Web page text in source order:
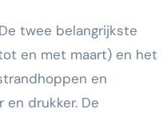
twee belangrijkste
en met maart) en het
en
drukker. De